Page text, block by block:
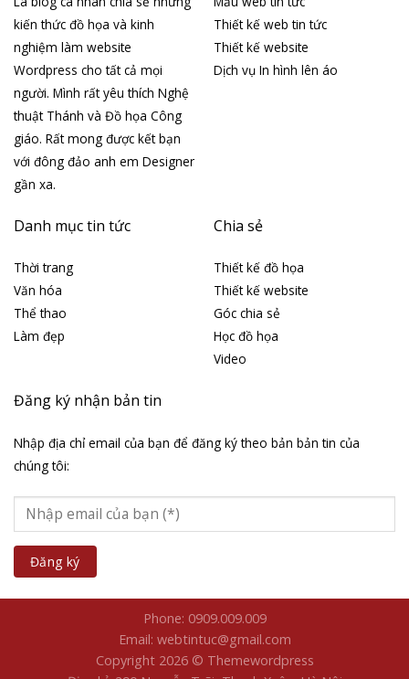
kiến thức đồ họa và kinh
nghiệm làm website
Wordpress cho tất cả mọi
người. Mình rất yêu thích Nghệ
thuật Thánh và Đồ họa Công
giáo. Rất mong được kết bạn
với đông đảo anh em Designer
gần xa.
Thiết kế web tin tức
Thiết kế website
Dịch vụ In hình lên áo
Danh mục tin tức
Thời trang
Văn hóa
Thể thao
Làm đẹp
Chia sẻ
Thiết kế đồ họa
Thiết kế website
Góc chia sẻ
Học đồ họa
Video
Đăng ký nhận bản tin
Nhập địa chỉ email của bạn để đăng ký theo bản bản tin của
chúng tôi:
Phone: 0909.009.009
Email: webtintuc@gmail.com
Copyright 2026 © Themewordpress